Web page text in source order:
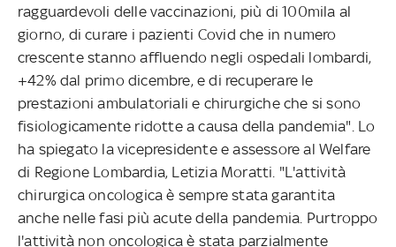
ragguardevoli delle vaccinazioni, più di 100mila al
giorno, di curare i pazienti Covid che in numero
crescente stanno affluendo negli ospedali lombardi,
+42% dal primo dicembre, e di recuperare le
prestazioni ambulatoriali e chirurgiche che si sono
fisiologicamente ridotte a causa della pandemia". Lo
ha spiegato la vicepresidente e assessore al Welfare
di Regione Lombardia, Letizia Moratti. "L'attività
chirurgica oncologica è sempre stata garantita
anche nelle fasi più acute della pandemia. Purtroppo
l'attività non oncologica è stata parzialmente